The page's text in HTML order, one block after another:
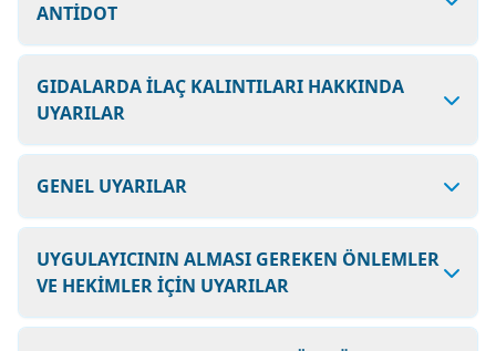
ANTİDOT
GIDALARDA İLAÇ KALINTILARI HAKKINDA
UYARILAR
GENEL UYARILAR
UYGULAYICININ ALMASI GEREKEN ÖNLEMLER
VE HEKİMLER İÇİN UYARILAR